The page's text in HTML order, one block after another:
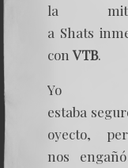
la
a Shats
con VTB.
estaba
oyecto,
nos